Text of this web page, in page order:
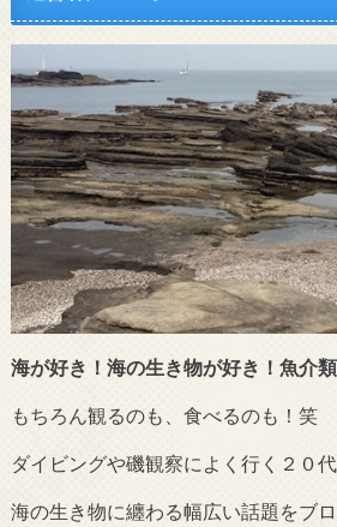
海が好き！海の生き物が好き！魚介類
もちろん観るのも、食べるのも！笑
ダイビングや磯観察によく行く２０代
海の生き物に纏わる幅広い話題をブ